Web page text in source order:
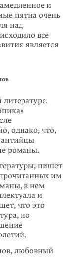
и
пятна очень
над
все
является
однако, что,
романы.
пишет
им
в нем
и
что это
но
любовный